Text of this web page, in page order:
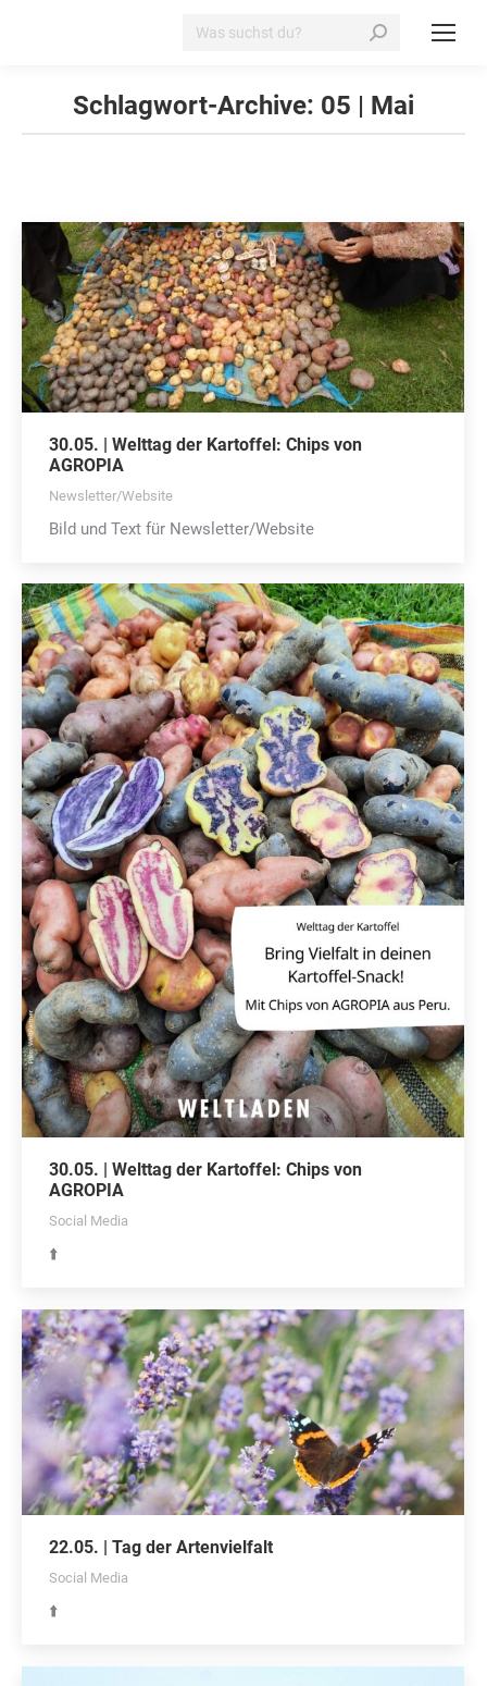
Search:
Schlagwort-Archive: 05 | Mai
30.05. | Welttag der Kartoffel: Chips von
AGROPIA
Newsletter/Website
Bild und Text für Newsletter/Website
30.05. | Welttag der Kartoffel: Chips von
AGROPIA
Social Media
⬆️
22.05. | Tag der Artenvielfalt
Social Media
⬆️